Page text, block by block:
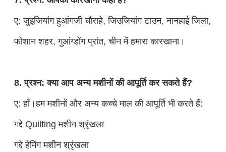
ए: जुइजियांग हुआंगजी चौराहे, जिउजियांग टाउन, नानहाई जिला,
फोशान शहर, गुआंग्डोंग प्रांत, चीन में हमारा कारखाना।
8. प्रश्न: क्या आप अन्य मशीनों की आपूर्ति कर सकते हैं?
ए: हाँ।हम मशीनों और अन्य कच्चे माल की आपूर्ति भी करते हैं:
गद्दे Quilting मशीन श्रृंखला
गद्दे हेमिंग मशीन श्रृंखला